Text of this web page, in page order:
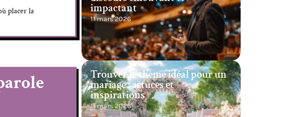
placer la
impactant
11 mars 2026
Trouver le thème idéal pour un
mariage : astuces et
inspirations
11 mars 2026